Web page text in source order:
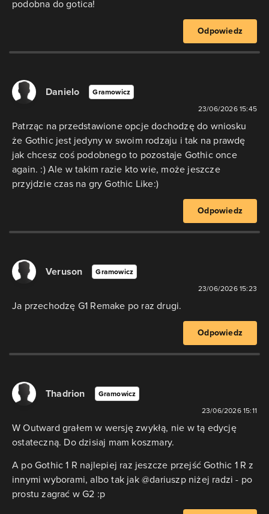
podobna do gotica!
Odpowiedz
Danielo Gramowicz
23/06/2026 15:45
Patrząc na przedstawione opcje dochodzę do wniosku
że Gothic jest jedyny w swoim rodzaju i tak na prawdę
jak chcesz coś podobnego to pozostaje Gothic once
again. :) Ale w takim razie kto wie, może jeszcze
przyjdzie czas na gry Gothic Like:)
Odpowiedz
Veruson Gramowicz
23/06/2026 15:23
Ja przechodzę G1 Remake po raz drugi.
Odpowiedz
Thadrion Gramowicz
23/06/2026 15:11
W Outward grałem w wersję zwykłą, nie w tą edycję
ostateczną. Do dzisiaj mam koszmary.
A po Gothic 1 R najlepiej raz jeszcze przejść Gothic 1 R z
innymi wyborami, albo tak jak @dariuszp niżej radzi - po
prostu zagrać w G2 :p